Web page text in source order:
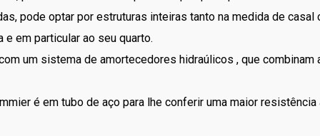
pode optar por estruturas inteiras tanto na medida de casal
em particular ao seu quarto.
um sistema de amortecedores hidraúlicos , que
é em tubo de aço para lhe conferir uma maior